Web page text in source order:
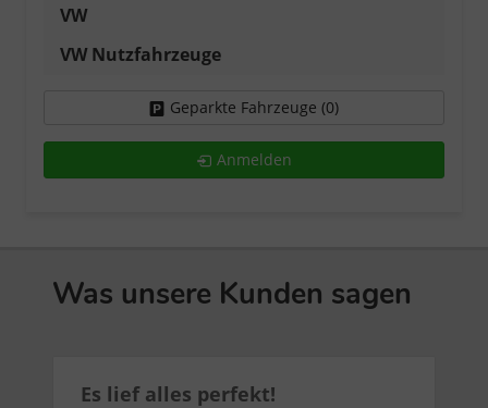
VW
VW Nutzfahrzeuge
Geparkte Fahrzeuge (0)
Anmelden
Was unsere Kunden sagen
Es lief alles perfekt!